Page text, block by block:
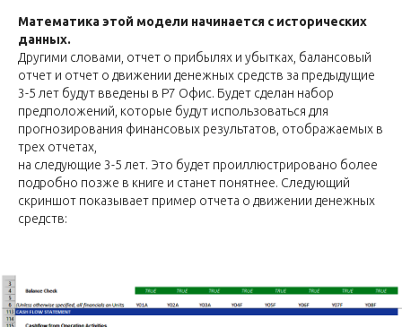
Математика этой модели начинается с исторических
данных.
Другими словами, отчет о прибылях и убытках, балансовый
отчет и отчет о движении денежных средств за предыдущие
3-5 лет будут введены в Р7 Офис. Будет сделан набор
предположений, которые будут использоваться для
прогнозирования финансовых результатов, отображаемых в
трех отчетах,
на следующие 3-5 лет. Это будет проиллюстрировано более
подробно позже в книге и станет понятнее. Следующий
скриншот показывает пример отчета о движении денежных
средств: